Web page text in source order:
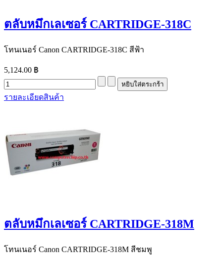
ตลับหมึกเลเซอร์ CARTRIDGE-318C
โทนเนอร์ Canon CARTRIDGE-318C สีฟ้า
5,124.00 ฿
รายละเอียดสินค้า
ตลับหมึกเลเซอร์ CARTRIDGE-318M
โทนเนอร์ Canon CARTRIDGE-318M สีชมพู